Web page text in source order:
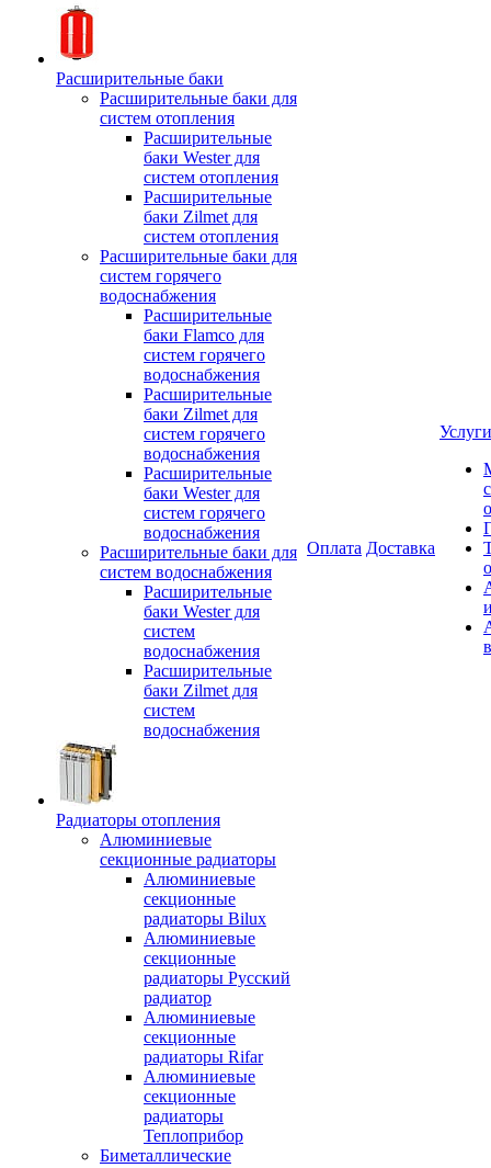
Расширительные баки
Расширительные баки для
систем отопления
Расширительные
баки Wester для
систем отопления
Расширительные
баки Zilmet для
систем отопления
Расширительные баки для
систем горячего
водоснабжения
Расширительные
баки Flamco для
систем горячего
водоснабжения
Расширительные
баки Zilmet для
систем горячего
водоснабжения
Расширительные
баки Wester для
систем горячего
водоснабжения
Расширительные баки для
систем водоснабжения
Расширительные
баки Wester для
систем
водоснабжения
Расширительные
баки Zilmet для
систем
водоснабжения
Радиаторы отопления
Алюминиевые
секционные радиаторы
Алюминиевые
секционные
радиаторы Bilux
Алюминиевые
секционные
радиаторы Русский
радиатор
Алюминиевые
секционные
радиаторы Rifar
Алюминиевые
секционные
радиаторы
Теплоприбор
Биметаллические
Оплата Доставка
Услуги